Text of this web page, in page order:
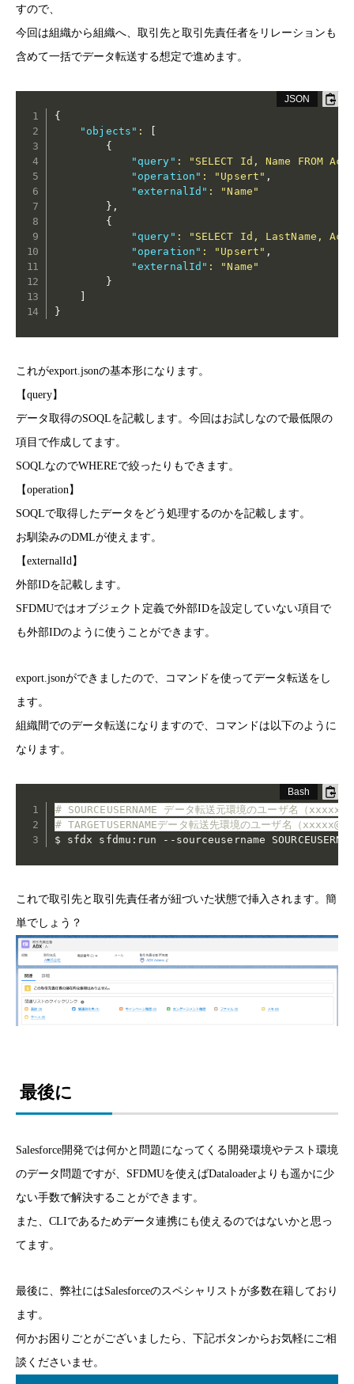
すので、
今回は組織から組織へ、取引先と取引先責任者をリレーションも
含めて一括でデータ転送する想定で進めます。
{
"objects" :
{
"query" :
"SELECT Id, Name FROM
"operation" : "Upsert" ,
"externalId" :
"Name"
} ,
{
"query" :
"SELECT Id, LastName,
"operation" : "Upsert" ,
"externalId" :
"Name"
}
}
これがexport.jsonの基本形になります。
【query】
データ取得のSOQLを記載します。今回はお試しなので最低限の
項目で作成してます。
SOQLなのでWHEREで絞ったりもできます。
【operation】
SOQLで取得したデータをどう処理するのかを記載します。
お馴染みのDMLが使えます。
【externalId】
外部IDを記載します。
SFDMUではオブジェクト定義で外部IDを設定していない項目で
も外部IDのように使うことができます。
export.jsonができましたので、コマンドを使ってデータ転送をし
ます。
組織間でのデータ転送になりますので、コマンドは以下のように
なります。
# SOURCEUSERNAME データ転送元環境のユーザ名（
# TARGETUSERNAMEデータ転送先環境のユーザ名（
$ sfdx sfdmu:run --sourceusername
これで取引先と取引先責任者が紐づいた状態で挿入されます。簡
単でしょう？
最後に
Salesforce開発では何かと問題になってくる開発環境やテスト環境
のデータ問題ですが、SFDMUを使えばDataloaderよりも遥かに少
ない手数で解決することができます。
また、CLIであるためデータ連携にも使えるのではないかと思っ
てます。
最後に、弊社にはSalesforceのスペシャリストが多数在籍しており
ます。
何かお困りごとがございましたら、下記ボタンからお気軽にご相
談くださいませ。